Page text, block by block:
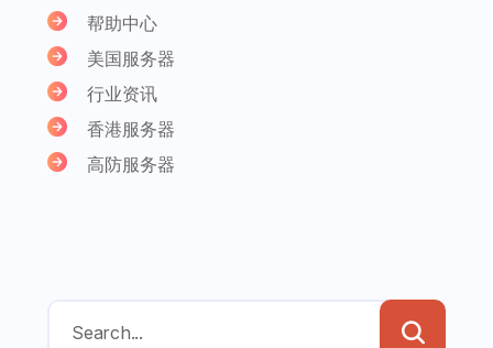
帮助中心
美国服务器
行业资讯
香港服务器
高防服务器